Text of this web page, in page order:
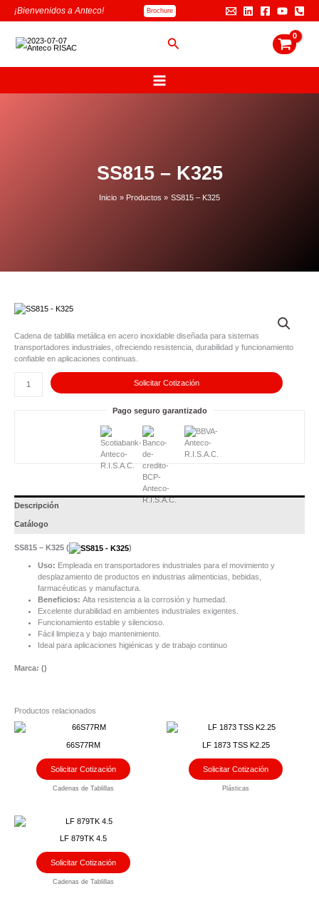
¡Bienvenidos a Anteco! Brochure
Buscar
SS815 – K325
Inicio Productos SS815 – K325
B
u
s
c
a
Cadena de tablilla metálica en acero inoxidable diseñada para sistemas
transportadores industriales, ofreciendo resistencia, durabilidad y funcionamiento
confiable en aplicaciones continuas.
SS815
Solicitar Cotización
Pago seguro garantizado
Descripción
Catálogo
SS815 – K325 ( )
Uso: Empleada en transportadores industriales para el movimiento y
desplazamiento de productos en industrias alimenticias, bebidas,
farmacéuticas y manufactura.
Beneficios: Alta resistencia a la corrosión y humedad.
Excelente durabilidad en ambientes industriales exigentes.
Funcionamiento estable y silencioso.
Fácil limpieza y bajo mantenimiento.
Ideal para aplicaciones higiénicas y de trabajo continuo
Marca: ()
Productos relacionados
66S77RM
Solicitar Cotización
Cadenas de Tablillas
LF 1873 TSS K2.25
Solicitar Cotización
Plásticas
LF 879TK 4.5
Solicitar Cotización
Cadenas de Tablillas